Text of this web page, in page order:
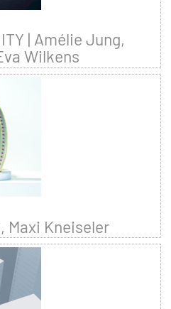
| Amélie Jung,
Wilkens
Maxi Kneiseler